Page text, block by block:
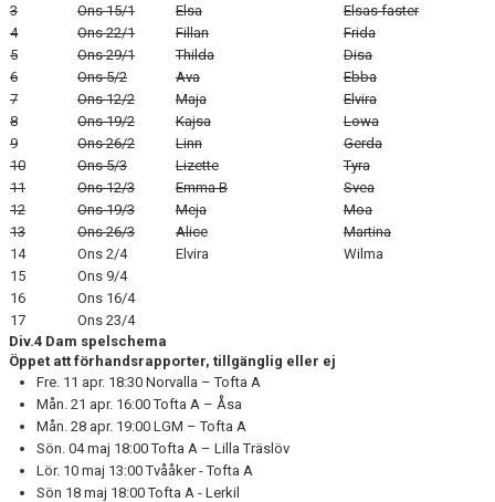
3
Ons 15/1 Elsa
Elsas faster
4
Ons 22/1 Fillan
Frida
5
Ons 29/1 Thilda
Disa
6
Ons 5/2 Ava
Ebba
7
Ons 12/2 Maja
Elvira
8
Ons 19/2 Kajsa
Lowa
9
Ons 26/2 Linn
Gerda
10
Ons 5/3 Lizette
Tyra
11
Ons 12/3 Emma B
Svea
12
Ons 19/3 Meja
Moa
13
Ons 26/3 Alice
Martina
14
Ons 2/4 Elvira
Wilma
15
Ons 9/4
16
Ons 16/4
17
Ons 23/4
Div.4 Dam spelschema
Öppet att förhandsrapporter, tillgänglig eller ej
Fre. 11 apr. 18:30 Norvalla – Tofta A
Mån. 21 apr. 16:00 Tofta A – Åsa
Mån. 28 apr. 19:00 LGM – Tofta A
Sön. 04 maj 18:00 Tofta A – Lilla Träslöv
Lör. 10 maj 13:00 Tvååker - Tofta A
Sön 18 maj 18:00 Tofta A - Lerkil